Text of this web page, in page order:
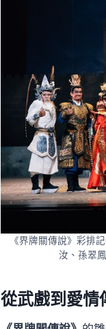
《界牌關傳說》彩排
汝、孫翠
從武戲到愛